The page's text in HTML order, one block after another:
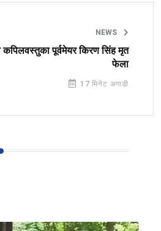
NEWS
कपिलवस्तुका पूर्वमेयर किरण सिंह मृत
फेला
17 मिनेट अगाडी